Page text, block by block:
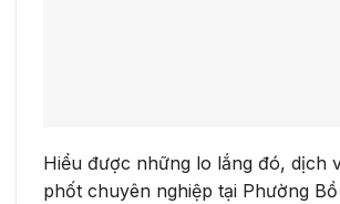
Hiểu được những lo lắng đó, dịch
phốt chuyên nghiệp tại Phường